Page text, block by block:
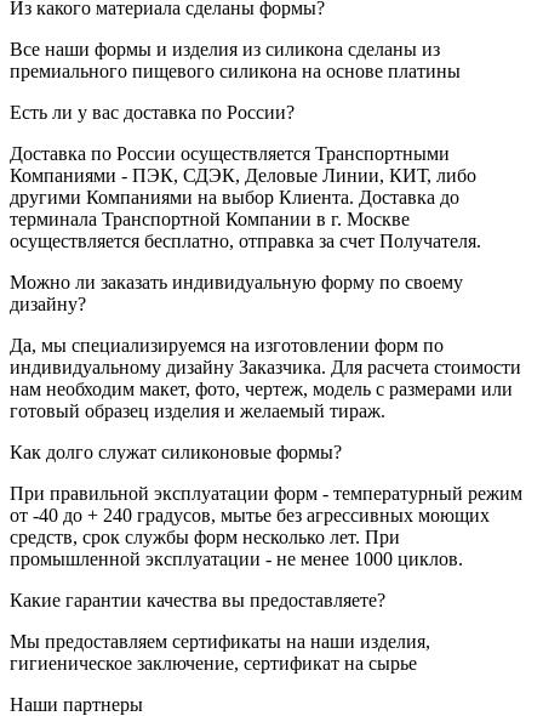
Из какого материала сделаны формы?
Все наши формы и изделия из силикона сделаны из
премиального пищевого силикона на основе платины
Есть ли у вас доставка по России?
Доставка по России осуществляется Транспортными
Компаниями - ПЭК, СДЭК, Деловые Линии, КИТ, либо
другими Компаниями на выбор Клиента. Доставка до
терминала Транспортной Компании в г. Москве
осуществляется бесплатно, отправка за счет Получателя.
Можно ли заказать индивидуальную форму по своему
дизайну?
Да, мы специализируемся на изготовлении форм по
индивидуальному дизайну Заказчика. Для расчета стоимости
нам необходим макет, фото, чертеж, модель с размерами или
готовый образец изделия и желаемый тираж.
Как долго служат силиконовые формы?
При правильной эксплуатации форм - температурный режим
от -40 до + 240 градусов, мытье без агрессивных моющих
средств, срок службы форм несколько лет. При
промышленной эксплуатации - не менее 1000 циклов.
Какие гарантии качества вы предоставляете?
Мы предоставляем сертификаты на наши изделия,
гигиеническое заключение, сертификат на сырье
Наши партнеры